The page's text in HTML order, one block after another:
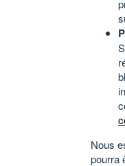
Nous
pourra